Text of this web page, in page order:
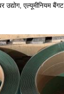
एल्यूमीनियम